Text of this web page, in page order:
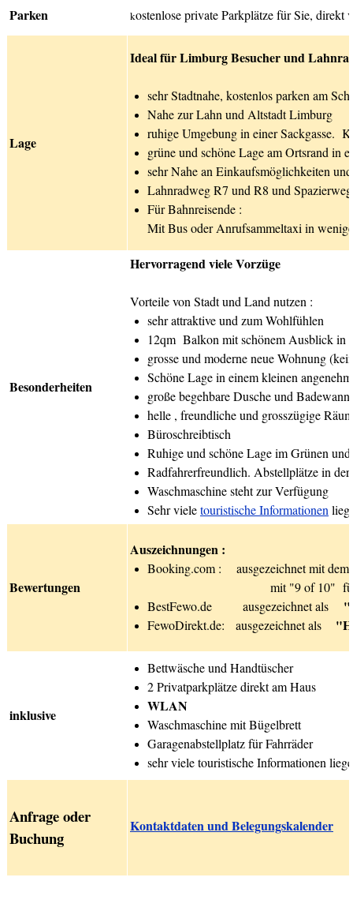
Parken kostenlose private Parkplätze für Sie, direkt
Lage
Ideal für Limburg Besucher und
sehr Stadtnahe, kostenlos parken am
Nahe zur Lahn und Altstadt Limburg
ruhige Umgebung in einer Sackgasse.
grüne und schöne Lage am Ortsrand in ei
sehr Nahe an Einkaufsmöglichkeiten
Lahnradweg R7 und R8 und
Für Bahnreisende :
Mit Bus oder Anrufsammeltaxi in
Besonderheiten
Hervorragend viele Vorzüge
Vorteile von Stadt und Land nutzen :
sehr attraktive und zum Wohlfühlen
12qm Balkon mit schönem Ausblick in
grosse und moderne neue Wohnung
Schöne Lage in einem kleinen
große begehbare Dusche und
helle , freundliche und grosszügige
Büroschreibtisch
Ruhige und schöne Lage im Grünen
Radfahrerfreundlich. Abstellplätze in der
Waschmaschine steht zur Verfügung
Sehr vieletouristische Informationen
Bewertungen
Auszeichnungen :
Booking.com :
ausgezeichnet mit
mit "9 of 10"
BestFewo.de ausgezeichnet als
FewoDirekt.de: ausgezeichnet als
inklusive
Bettwäsche und Handtüscher
2 Privatparkplätze direkt am Haus
WLAN
Waschmaschine mit Bügelbrett
Garagenabstellplatz für Fahrräder
sehr viele touristische Informationen
Anfrage oder
Buchung
Kontaktdaten und Belegungskalender